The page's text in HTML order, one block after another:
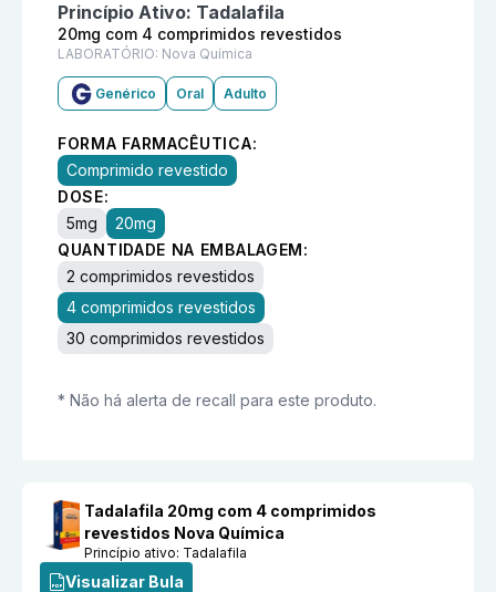
Princípio Ativo: Tadalafila
20mg com 4 comprimidos revestidos
LABORATÓRIO: Nova Química
Genérico Oral Adulto
FORMA FARMACÊUTICA:
Comprimido revestido
DOSE:
5mg
20mg
QUANTIDADE NA EMBALAGEM:
2 comprimidos revestidos
4 comprimidos revestidos
30 comprimidos revestidos
* Não há alerta de recall para este produto.
Tadalafila 20mg com 4 comprimidos
revestidos Nova Química
Princípio ativo: Tadalafila
Visualizar Bula